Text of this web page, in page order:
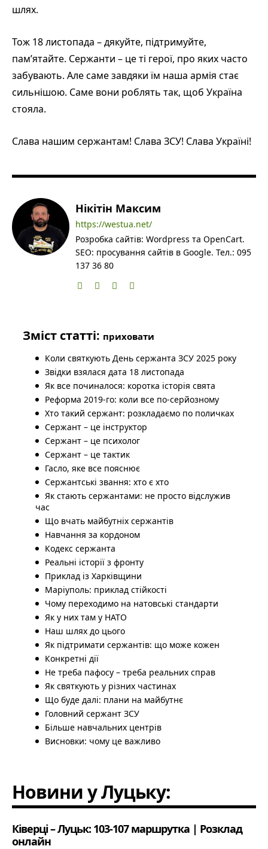
шлях.
Тож 18 листопада – дякуйте, підтримуйте,
пам’ятайте. Сержанти – це ті герої, про яких часто
забувають. Але саме завдяки їм наша армія стає
сильнішою. Саме вони роблять так, щоб Україна
стояла.
Слава нашим сержантам! Слава ЗСУ! Слава Україні!
Нікітін Максим
https://westua.net/
Розробка сайтів: Wordpress та OpenCart.
SEO: просування сайтів в Google. Тел.: 095
137 36 80
Зміст статті: приховати
Коли святкують День сержанта ЗСУ 2025 року
Звідки взялася дата 18 листопада
Як все починалося: коротка історія свята
Реформа 2019-го: коли все по-серйозному
Хто такий сержант: розкладаємо по поличках
Сержант – це інструктор
Сержант – це психолог
Сержант – це тактик
Гасло, яке все пояснює
Сержантські звання: хто є хто
Як стають сержантами: не просто відслужив
час
Що вчать майбутніх сержантів
Навчання за кордоном
Кодекс сержанта
Реальні історії з фронту
Приклад із Харківщини
Маріуполь: приклад стійкості
Чому переходимо на натовські стандарти
Як у них там у НАТО
Наш шлях до цього
Як підтримати сержантів: що може кожен
Конкретні дії
Не треба пафосу – треба реальних справ
Як святкують у різних частинах
Що буде далі: плани на майбутнє
Головний сержант ЗСУ
Більше навчальних центрів
Висновки: чому це важливо
Новини у Луцьку:
Ківерці – Луцьк: 103-107 маршрутка | Розклад
онлайн